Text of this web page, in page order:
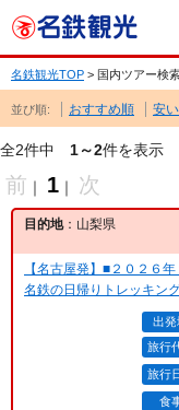
名鉄観光TOP > 国内ツアー検
並び順: おすすめ順 安
全2件中 1～2件を表示
前 ｜ 1 ｜ 次
目的地：山梨県
【名古屋発】■２０２６
名鉄の日帰りトレッキン
出発
旅行
旅行
食